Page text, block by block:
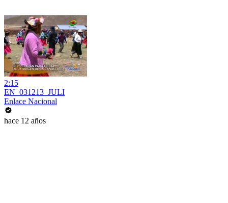
2:15
EN_031213_JULI
Enlace Nacional
hace 12 años